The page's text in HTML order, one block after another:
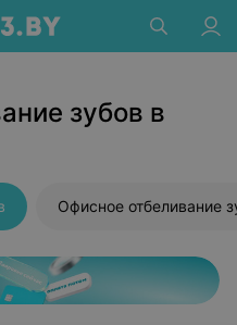
зубов в
Офисное отбеливание